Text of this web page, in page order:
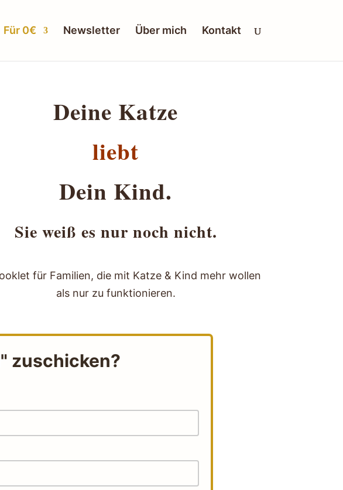
Für 0€ Newsletter Über mich Kontakt
Deine Katze
liebt
Dein Kind.
Sie weiß es nur noch nicht.
für Familien, die mit Katze & Kind mehr wollen
als nur zu funktionieren.
zuschicken?